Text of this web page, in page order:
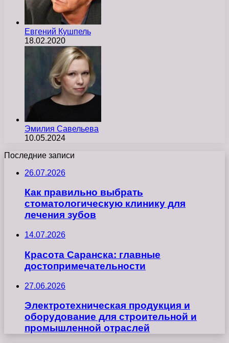
Евгений Кушпель
18.02.2020
Эмилия Савельева
10.05.2024
Последние записи
26.07.2026
Как правильно выбрать
стоматологическую клинику для
лечения зубов
14.07.2026
Красота Саранска: главные
достопримечательности
27.06.2026
Электротехническая продукция и
оборудование для строительной и
промышленной отраслей